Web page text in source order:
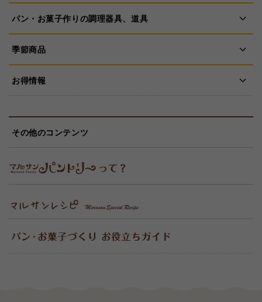
パン・お菓子作りの調理器具、道具
季節商品
お得情報
その他のコンテンツ